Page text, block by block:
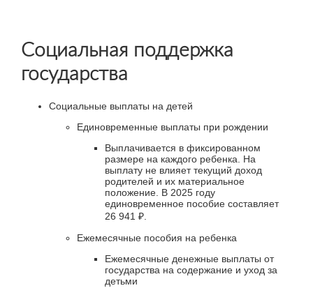
Социальная поддержка
государства
Социальные выплаты на детей
Единовременные выплаты при рождении
Выплачивается в фиксированном
размере на каждого ребенка. На
выплату не влияет текущий доход
родителей и их материальное
положение. В 2025 году
единовременное пособие составляет
26 941 ₽.
Ежемесячные пособия на ребенка
Ежемесячные денежные выплаты от
государства на содержание и уход за
детьми